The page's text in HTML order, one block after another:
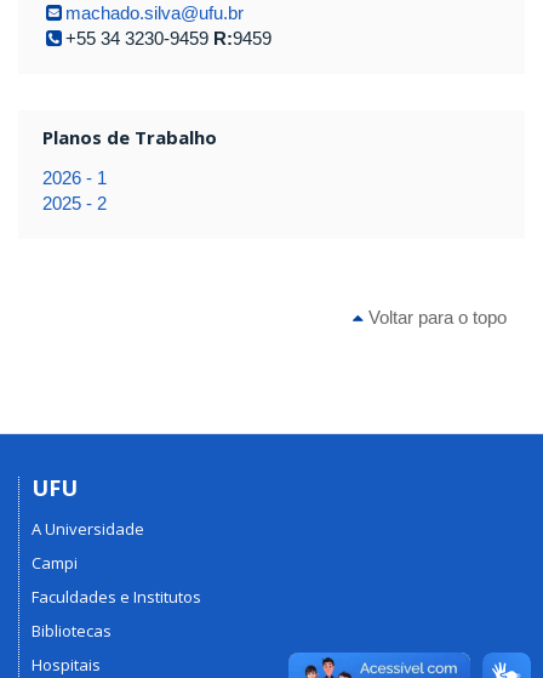
machado.silva@ufu.br
+55 34 3230-9459 R:9459
Planos de Trabalho
2026 - 1
2025 - 2
Voltar para o topo
UFU
A Universidade
Campi
Faculdades e Institutos
Bibliotecas
Hospitais